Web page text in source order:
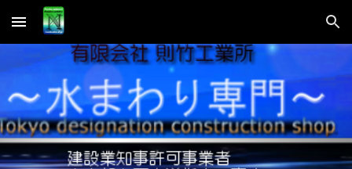
Skip to main content Skip to navigation